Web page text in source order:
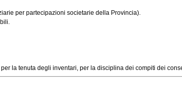
per partecipazioni societarie della Provincia).
la tenuta degli inventari, per la disciplina dei compiti dei